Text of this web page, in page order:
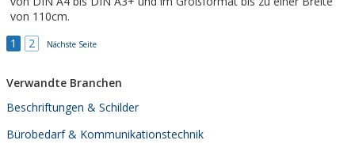
von 110cm.
1
2 Nächste Seite
Verwandte Branchen
Beschriftungen & Schilder
Bürobedarf & Kommunikationstechnik